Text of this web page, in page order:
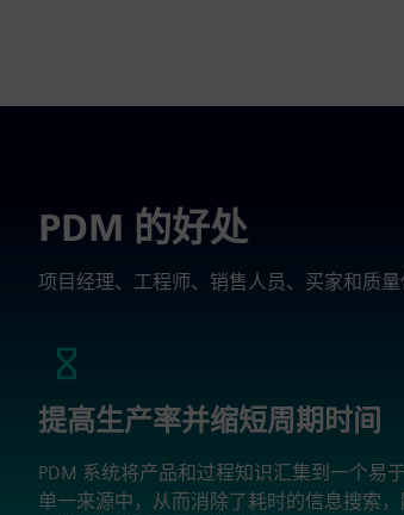
PDM 的好处
项目经理、工程师、销售人员、买家和质
提高生产率并缩短周期时间
PDM 系统将产品和过程知识汇集到一个易
单一来源中，从而消除了耗时的信息搜索